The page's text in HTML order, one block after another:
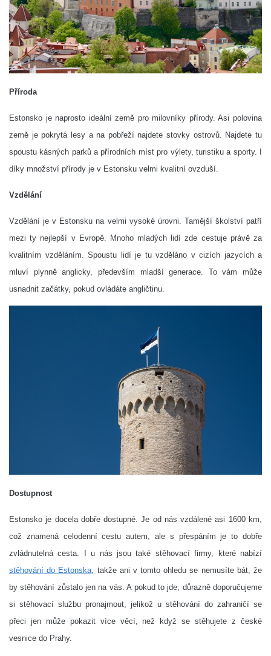
Příroda
Estonsko je naprosto ideální země pro milovníky přírody. Asi polovina
země je pokrytá lesy a na pobřeží najdete stovky ostrovů. Najdete tu
spoustu kásných parků a přírodních míst pro výlety, turistiku a sporty. I
díky množství přírody je v Estonsku velmi kvalitní ovzduší.
Vzdělání
Vzdělání je v Estonsku na velmi vysoké úrovni. Tamější školství patří
mezi ty nejlepší v Evropě. Mnoho mladých lidí zde cestuje právě za
kvalitním vzděláním. Spoustu lidí je tu vzděláno v cizích jazycích a
mluví plynně anglicky, především mladší generace. To vám může
usnadnit začátky, pokud ovládáte angličtinu.
Dostupnost
Estonsko je docela dobře dostupné. Je od nás vzdálené asi 1600 km,
což znamená celodenní cestu autem, ale s přespáním je to dobře
zvládnutelná cesta. I u nás jsou také stěhovací firmy, které nabízí
stěhování do Estonska , takže ani v tomto ohledu se nemusíte bát, že
by stěhování zůstalo jen na vás. A pokud to jde, důrazně doporučujeme
si stěhovací službu pronajmout, jelikož u stěhování do zahraničí se
přeci jen může pokazit více věcí, než když se stěhujete z české
vesnice do Prahy.